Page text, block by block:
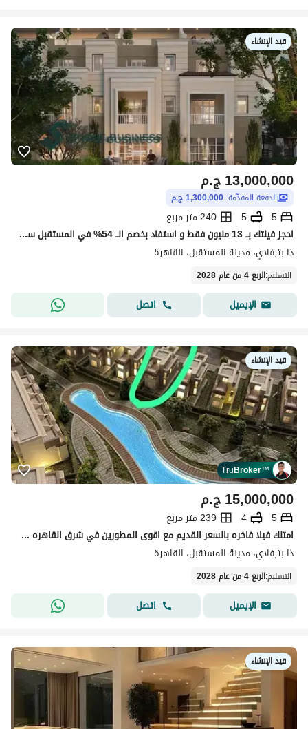
قيد الإنشاء
ج.م13,000,000
الدفعة المقدّمة: 1,300,000 ج.م
5
5
240 متر مربع
احجز فيلتك بــ 13 مليون فقط و استفاد بخصم الــ 54% في المستقبل سيتى بجانب بريفادو مدينتي و ابراج ذا سباين ودقايق من هايد بارك القاهرة الجديدة
ذا بترفلاي، مدينة المستقبل، القاهرة
التسليم:الربع 4 من عام 2028
الإيميل اتصل
قيد الإنشاء
TruBroker™
ج.م15,000,000
5
4
239 متر مربع
امتلك فيلا فاخره بالسعر القديم مع اقوى المطورين في شرق القاهره في لوكيشن قوي في مدينة المستقبل و على محور الامل دايركت و بجوار مدينتي ذا بترفلاي
ذا بترفلاي، مدينة المستقبل، القاهرة
التسليم:الربع 4 من عام 2028
الإيميل اتصل
قيد الإنشاء